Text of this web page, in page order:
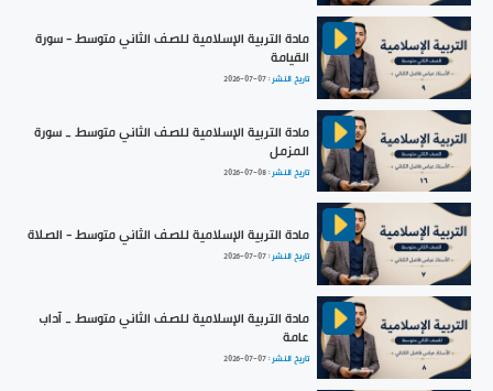
مادة التربية الإسلامية للصف الثاني متوسط - سورة
القيامة
تاريخ النشر :2026-07-07
مادة التربية الإسلامية للصف الثاني متوسط _ سورة
المزمل
تاريخ النشر :2026-07-08
مادة التربية الإسلامية للصف الثاني متوسط - الصلاة
تاريخ النشر :2026-07-07
مادة التربية الإسلامية للصف الثاني متوسط _ آداب
عامة
تاريخ النشر :2026-07-07